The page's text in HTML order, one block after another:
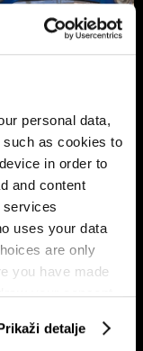
personal data,
such as cookies to
in order to
and content
services
uses your data
are only
you have made
your consent
detalje
postaje
ekonomije pod